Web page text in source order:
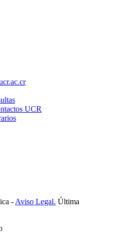
UCR
- Aviso Legal. Última